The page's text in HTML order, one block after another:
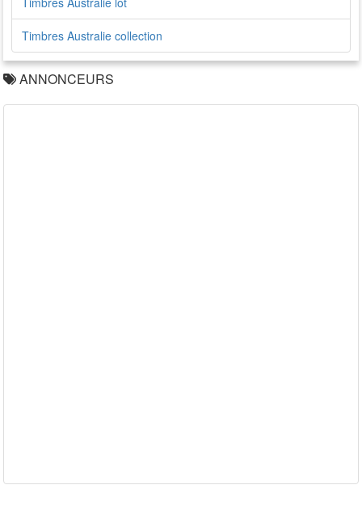
Timbres Australie collection
ANNONCEURS